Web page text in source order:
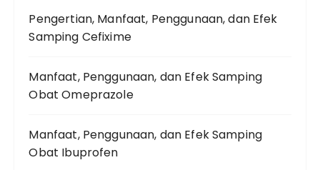
Pengertian, Manfaat, Penggunaan, dan Efek
Samping Cefixime
Manfaat, Penggunaan, dan Efek Samping
Obat Omeprazole
Manfaat, Penggunaan, dan Efek Samping
Obat Ibuprofen